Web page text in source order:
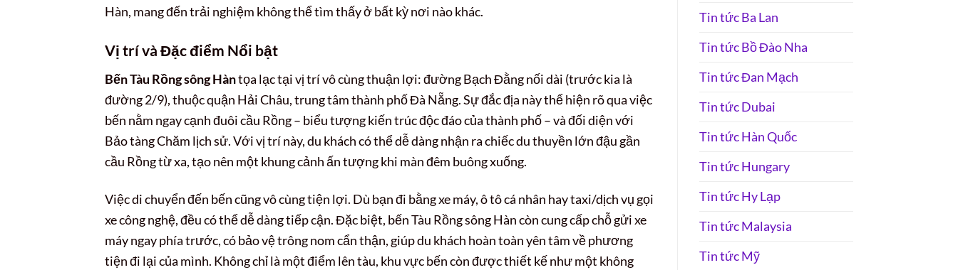
Hàn, mang đến trải nghiệm không thể tìm thấy ở bất kỳ nơi nào khác.
Vị trí và Đặc điểm Nổi bật
Bến Tàu Rồng sông Hàntọa lạc tại vị trí vô cùng thuận lợi: đường Bạch Đằng nối dài (trước kia là
đường 2/9), thuộc quận Hải Châu, trung tâm thành phố Đà Nẵng. Sự đắc địa này thể hiện rõ qua việc
bến nằm ngay cạnh đuôi cầu Rồng – biểu tượng kiến trúc độc đáo của thành phố – và đối diện với
Bảo tàng Chăm lịch sử. Với vị trí này, du khách có thể dễ dàng nhận ra chiếc du thuyền lớn đậu gần
cầu Rồng từ xa, tạo nên một khung cảnh ấn tượng khi màn đêm buông xuống.
Việc di chuyển đến bến cũng vô cùng tiện lợi. Dù bạn đi bằng xe máy, ô tô cá nhân hay taxi/dịch vụ gọi
xe công nghệ, đều có thể dễ dàng tiếp cận. Đặc biệt, bến Tàu Rồng sông Hàn còn cung cấp chỗ gửi xe
máy ngay phía trước, có bảo vệ trông nom cẩn thận, giúp du khách hoàn toàn yên tâm về phương
tiện đi lại của mình. Không chỉ là một điểm lên tàu, khu vực bến còn được thiết kế như một không
Tin tức Ba Lan
Tin tức Bồ Đào Nha
Tin tức Đan Mạch
Tin tức Dubai
Tin tức Hàn Quốc
Tin tức Hungary
Tin tức Hy Lạp
Tin tức Malaysia
Tin tức Mỹ